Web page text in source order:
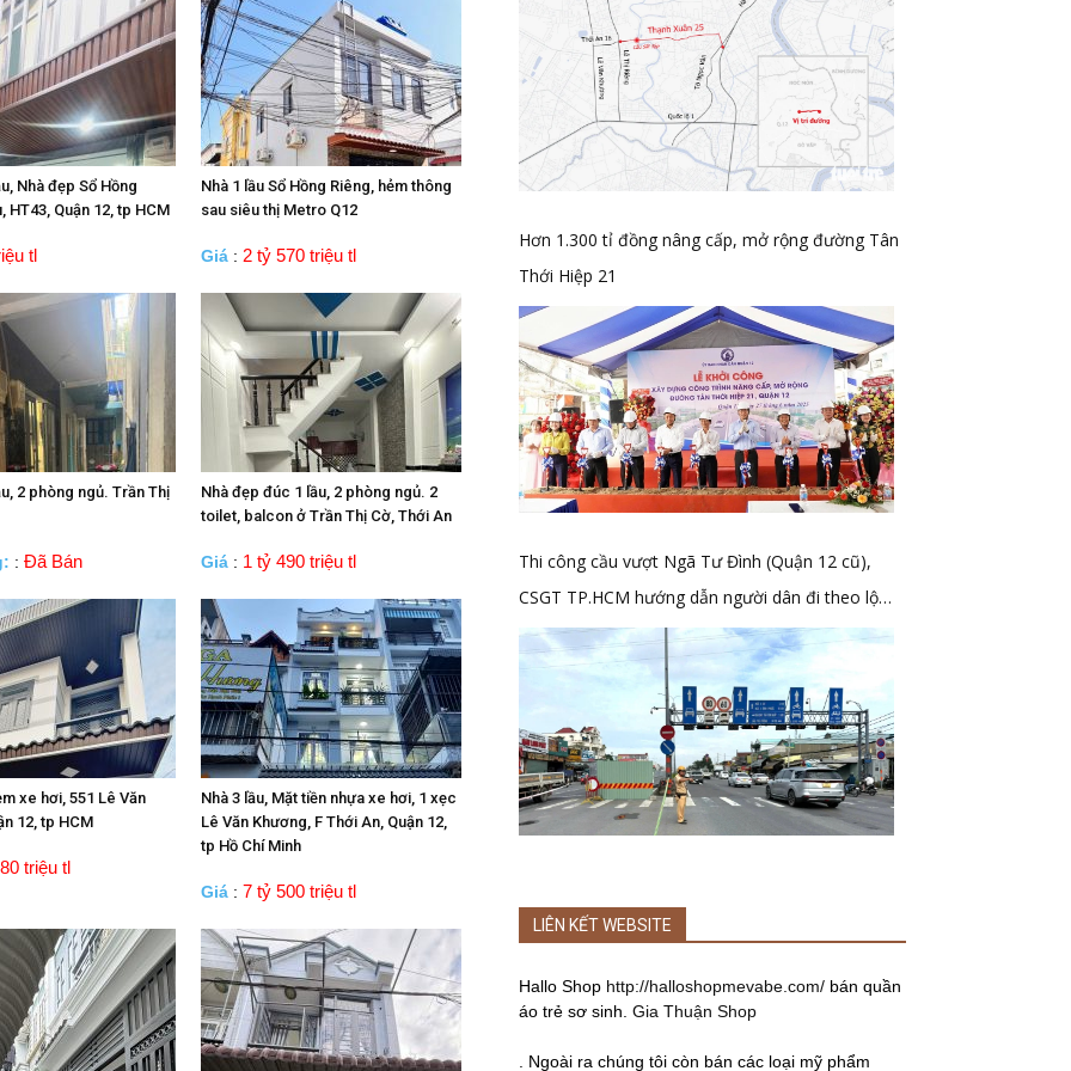
Nhà đẹp Sổ Hồng
HT43, Quận 12, tp HCM
tl
Nhà 1 lầu Sổ Hồng Riêng, hẻm thông
sau siêu thị Metro Q12
Giá : 2 tỷ 570 triệu tl
2 phòng ngủ. Trần Thị
: Đã Bán
Nhà đẹp đúc 1 lầu, 2 phòng ngủ. 2
toilet, balcon ở Trần Thị Cờ, Thới An
Giá : 1 tỷ 490 triệu tl
xe hơi, 551 Lê Văn
12, tp HCM
triệu tl
Nhà 3 lầu, Mặt tiền nhựa xe hơi, 1 xẹc
Lê Văn Khương, F Thới An, Quận 12,
tp Hồ Chí Minh
Giá : 7 tỷ 500 triệu tl
Hơn 1.300 tỉ đồng nâng cấp, mở rộng đường Tân
Thới Hiệp 21
Thi công cầu vượt Ngã Tư Đình (Quận 12 cũ),
CSGT TP.HCM hướng dẫn người dân đi theo lộ
trình mới
LIÊN KẾT WEBSITE
Hallo Shop http://halloshopmevabe.com/ bán quần
áo trẻ sơ sinh. Gia Thuận Shop
. Ngoài ra chúng tôi còn bán các loại mỹ phẩm